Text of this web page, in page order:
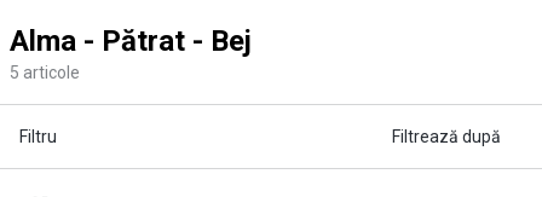
Alma - Pătrat - Bej
5 articole
Filtru Filtrează după